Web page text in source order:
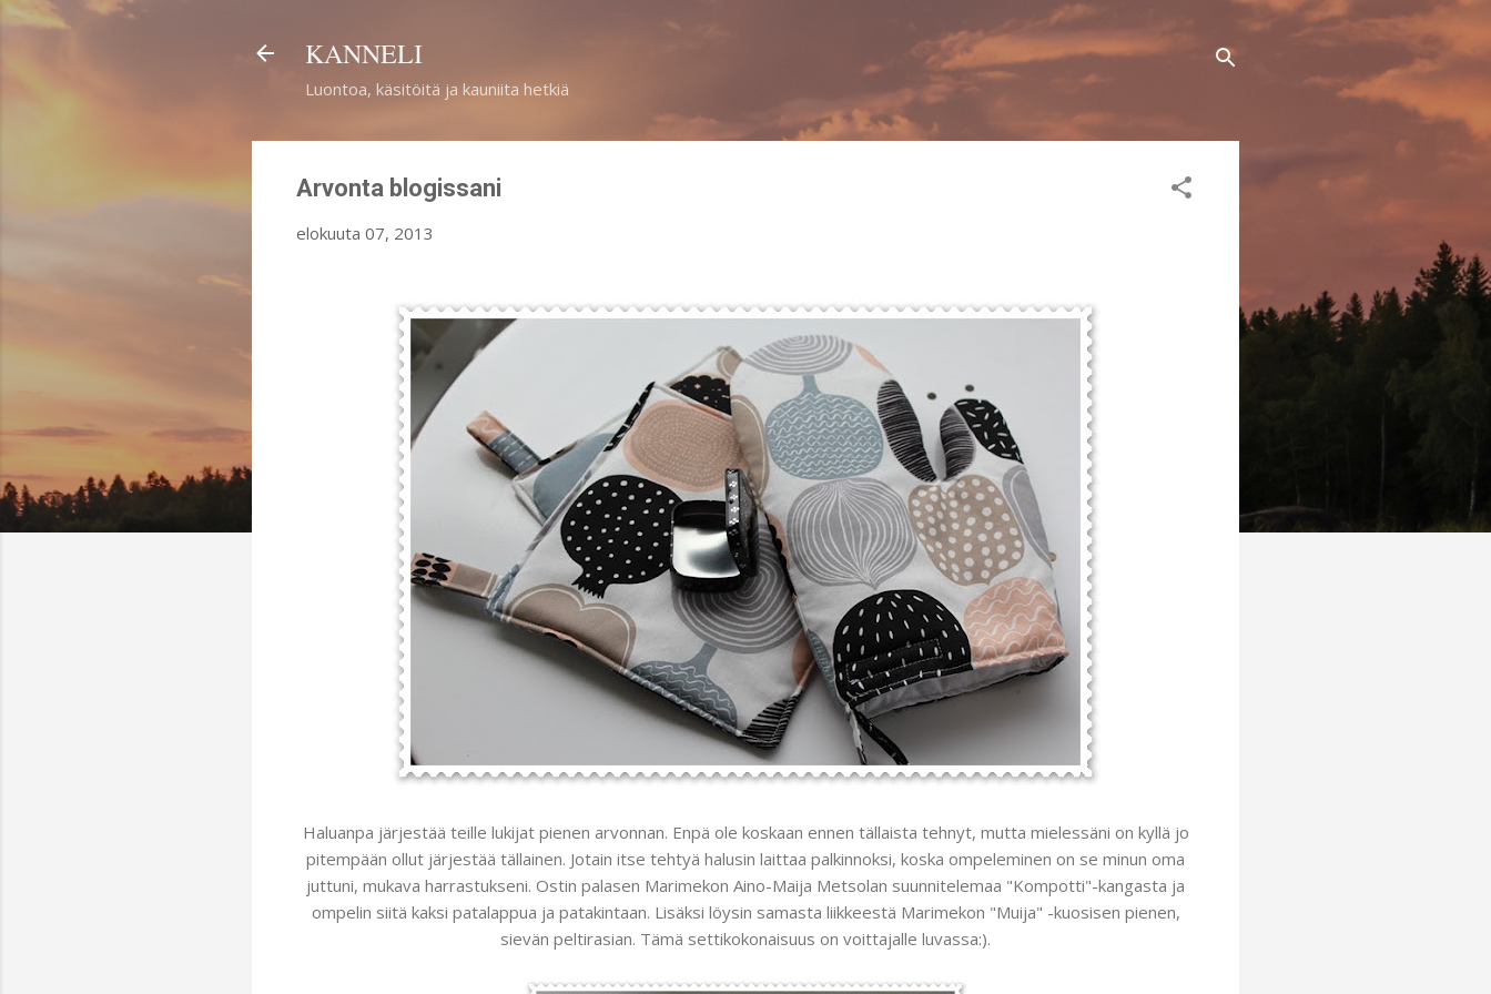
KANNELI
Luontoa, käsitöitä ja kauniita hetkiä
Arvonta blogissani
elokuuta 07, 2013
Haluanpa järjestää teille lukijat pienen arvonnan. Enpä ole koskaan ennen tällaista tehnyt, mutta mielessäni on kyllä jo
pitempään ollut järjestää tällainen. Jotain itse tehtyä halusin laittaa palkinnoksi, koska ompeleminen on se minun oma
juttuni, mukava harrastukseni. Ostin palasen Marimekon Aino-Maija Metsolan suunnitelemaa "Kompotti"-kangasta ja
ompelin siitä kaksi patalappua ja patakintaan. Lisäksi löysin samasta liikkeestä Marimekon "Muija" -kuosisen pienen,
sievän peltirasian. Tämä settikokonaisuus on voittajalle luvassa:).